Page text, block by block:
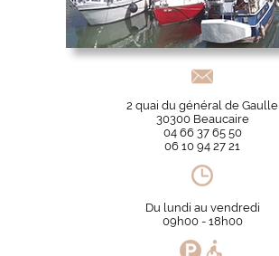
2 quai du général de Gaulle
30300 Beaucaire
04 66 37 65 50
06 10 94 27 21
Du lundi au vendredi
09h00 - 18h00